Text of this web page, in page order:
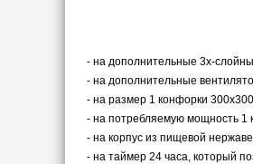
- на дополнительные 3х-
- на дополнительные
- на размер 1 конфорки
- на потребляемую мощность 1
- на корпус из пищевой
- на таймер 24 часа, который